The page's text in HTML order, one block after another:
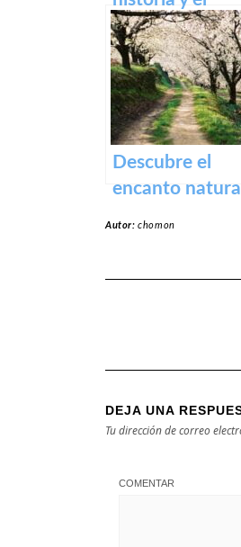
encanto del
Castillo de
Medellín – Una
visita obligada
en
Extremadura.
Descubre el
encanto natural
Autor:chomon
DEJA UNA
Tu dirección de correo
COMENTAR